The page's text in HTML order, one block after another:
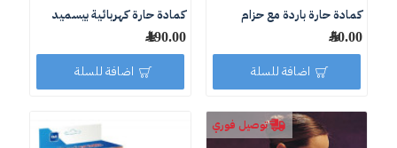
كمادة حارة باردة مع حزام
50.00 ﷼
اضافة للسلة
كمادة حارة كهربائية بيسميد
190.00 ﷼
اضافة للسلة
توصيل فوري